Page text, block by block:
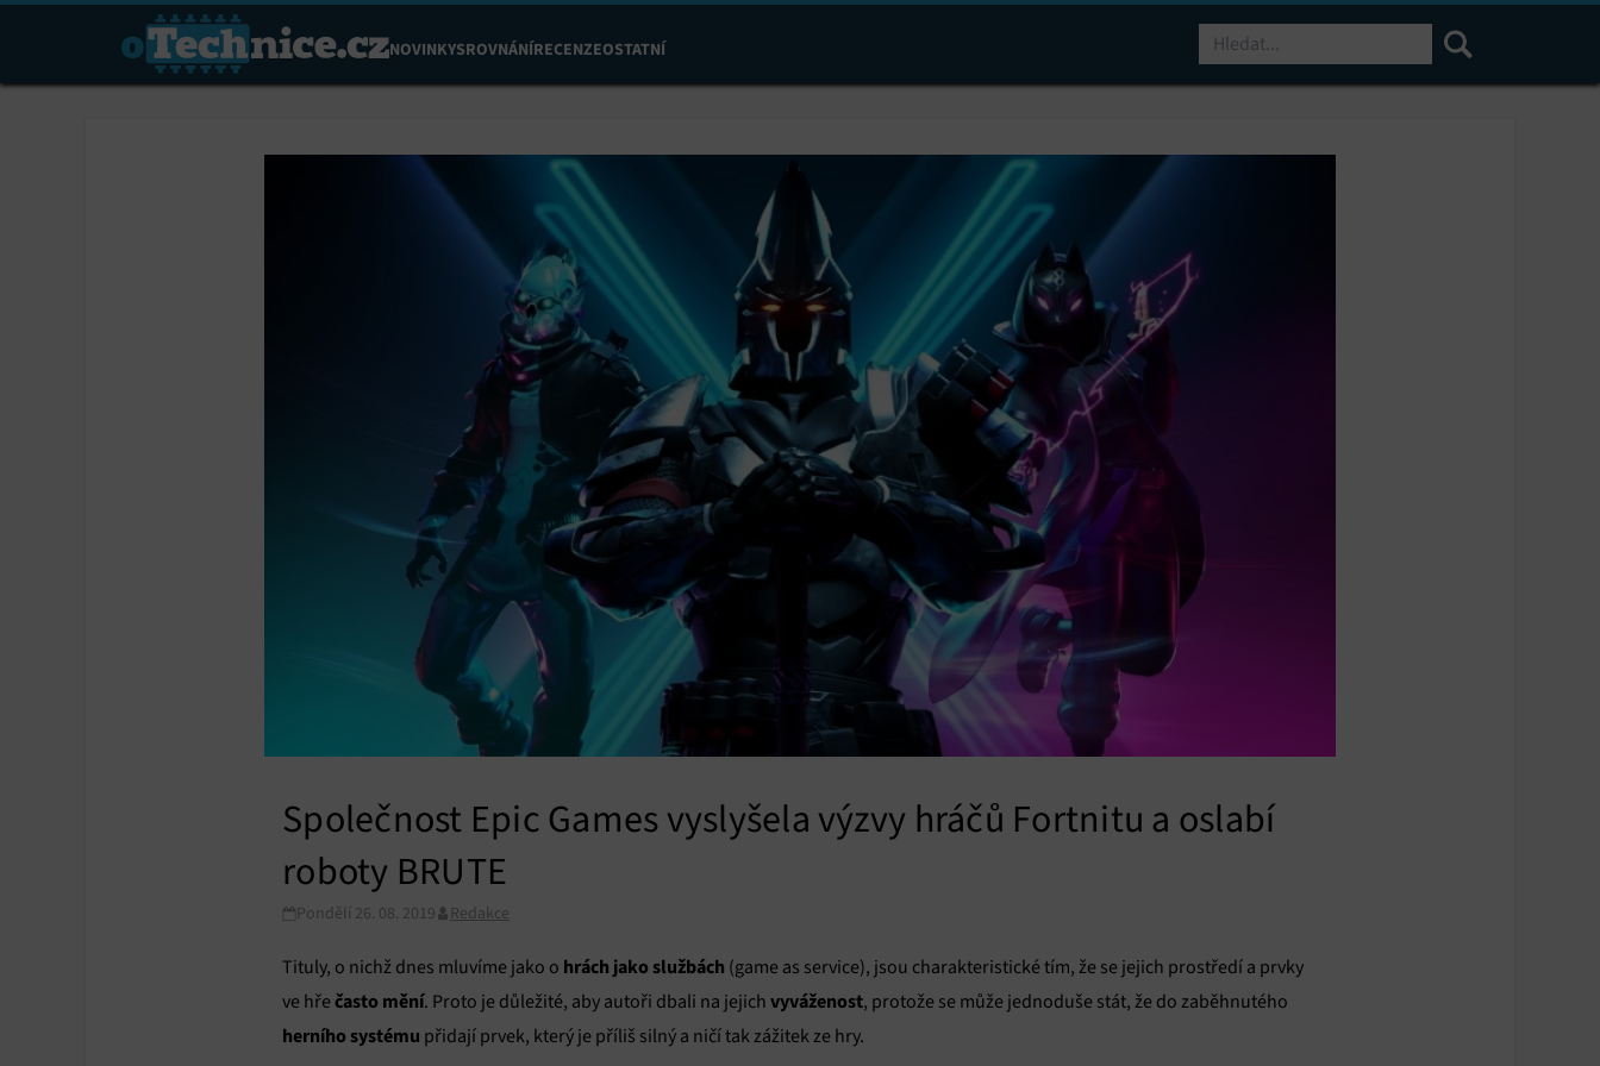
NOVINKYSROVNÁNÍRECENZEOSTATNÍ
Společnost Epic Games vyslyšela výzvy hráčů Fortnitu a oslabí
roboty BRUTE
Pondělí 26. 08. 2019 Redakce
Tituly, o nichž dnes mluvíme jako o hrách jako službách (game as service), jsou charakteristické tím, že se jejich prostředí a prvky
ve hře často mění. Proto je důležité, aby autoři dbali na jejich vyváženost, protože se může jednoduše stát, že do zaběhnutého
herního systému přidají prvek, který je příliš silný a ničí tak zážitek ze hry.